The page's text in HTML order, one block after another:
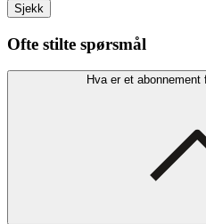
Sjekk
Ofte stilte spørsmål
Hva er et